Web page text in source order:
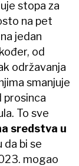
stopa za
na pet
jedan
od
održavanja
smanjuje
prosinca
To sve
sredstva u
da bi se
mogao